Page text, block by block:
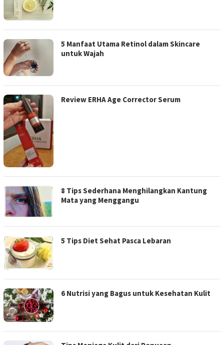
5 Manfaat Utama Retinol dalam Skincare
untuk Wajah
Review ERHA Age Corrector Serum
8 Tips Sederhana Menghilangkan Kantung
Mata yang Menggangu
5 Tips Diet Sehat Pasca Lebaran
6 Nutrisi yang Bagus untuk Kesehatan Kulit